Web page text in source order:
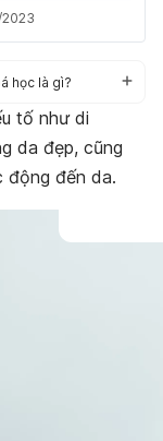
học là gì?
da
tố như di
da đẹp, cũng
động đến da.